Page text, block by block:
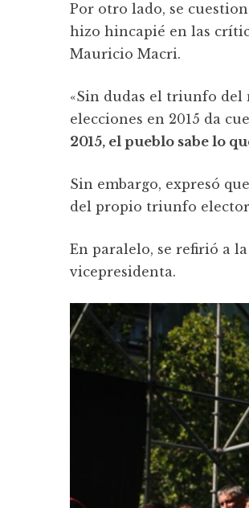
Por otro lado, se
hizo hincapié en las
Mauricio Macri.
«Sin dudas el triunfo del
elecciones en 2015 da
2015, el pueblo sabe lo
Sin embargo, expresó
del propio triunfo
En paralelo, se refirió a
vicepresidenta.